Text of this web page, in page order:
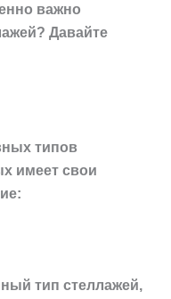
важно
Давайте
типов
имеет свои
тип стеллажей,